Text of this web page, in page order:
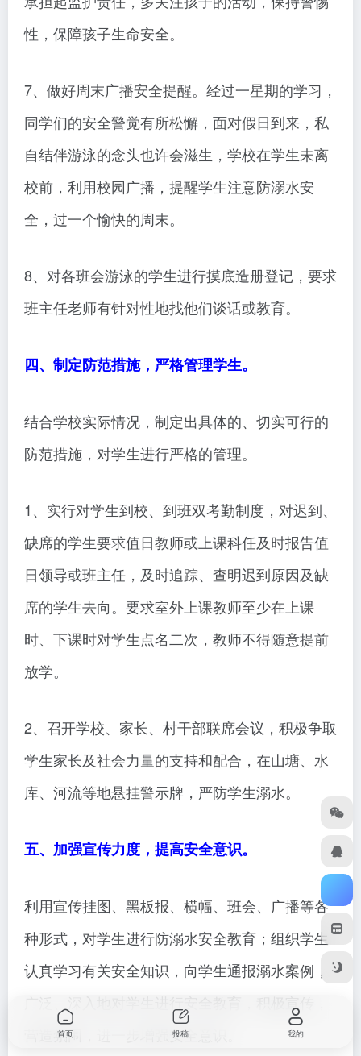
性，保障孩子生命安全。
7、做好周末广播安全提醒。经过一星期的学习，
同学们的安全警觉有所松懈，面对假日到来，私
自结伴游泳的念头也许会滋生，学校在学生未离
校前，利用校园广播，提醒学生注意防溺水安
全，过一个愉快的周末。
8、对各班会游泳的学生进行摸底造册登记，要求
班主任老师有针对性地找他们谈话或教育。
四、制定防范措施，严格管理学生。
结合学校实际情况，制定出具体的、切实可行的
防范措施，对学生进行严格的管理。
1、实行对学生到校、到班双考勤制度，对迟到、
缺席的学生要求值日教师或上课科任及时报告值
日领导或班主任，及时追踪、查明迟到原因及缺
席的学生去向。要求室外上课教师至少在上课
时、下课时对学生点名二次，教师不得随意提前
放学。
2、召开学校、家长、村干部联席会议，积极争取
学生家长及社会力量的支持和配合，在山塘、水
库、河流等地悬挂警示牌，严防学生溺水。
五、加强宣传力度，提高安全意识。
利用宣传挂图、黑板报、横幅、班会、广播等各
种形式，对学生进行防溺水安全教育；组织学生
认真学习有关安全知识，向学生通报溺水案例，
广泛、深入地对学生进行安全教育，积极宣传，
营造氛围，进一步增强安全意识。
首页 投稿 我的